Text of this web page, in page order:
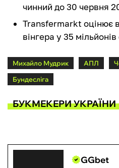
чинний до 30 червня
Transfermarkt оцінює
вінгера у 35
Михайло Мудрик АПЛ
Бундесліга
БУКМЕКЕРИ УКРАЇНИ
GGbet